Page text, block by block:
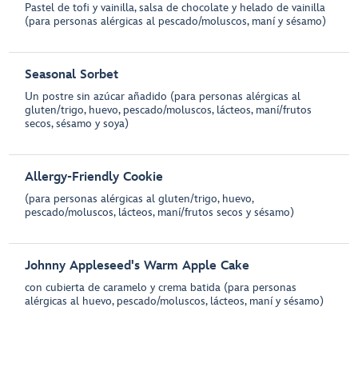
Pastel de tofi y vainilla, salsa de chocolate y helado de vainilla
(para personas alérgicas al pescado/moluscos, maní y sésamo)
Seasonal Sorbet
Un postre sin azúcar añadido (para personas alérgicas al
gluten/trigo, huevo, pescado/moluscos, lácteos, maní/frutos
secos, sésamo y soya)
Allergy-Friendly Cookie
(para personas alérgicas al gluten/trigo, huevo,
pescado/moluscos, lácteos, maní/frutos secos y sésamo)
Johnny Appleseed's Warm Apple Cake
con cubierta de caramelo y crema batida (para personas
alérgicas al huevo, pescado/moluscos, lácteos, maní y sésamo)